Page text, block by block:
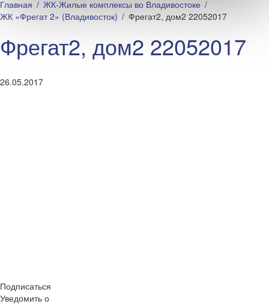
Главная
ЖК-Жилые комплексы во Владивостоке
ЖК «Фрегат 2» (Владивосток)
Фрегат2, дом2 22052017
Фрегат2, дом2 22052017
26.05.2017
Подписаться
Уведомить о